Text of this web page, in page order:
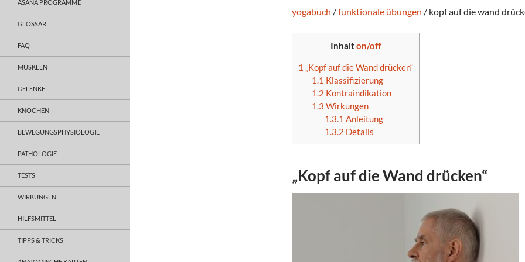
yogabuch /funktionale übungen / kopf auf die wand
Inhalton/off
1 „Kopf auf die Wand drücken“
1.1 Klassifizierung
1.2 Kontraindikation
1.3 Wirkungen
1.3.1 Anleitung
1.3.2 Details
„Kopf auf die Wand drücken“
ASANA PROGRAMME
GLOSSAR
FAQ
MUSKELN
GELENKE
KNOCHEN
BEWEGUNGSPHYSIOLOGIE
PATHOLOGIE
TESTS
WIRKUNGEN
HILFSMITTEL
TIPPS & TRICKS